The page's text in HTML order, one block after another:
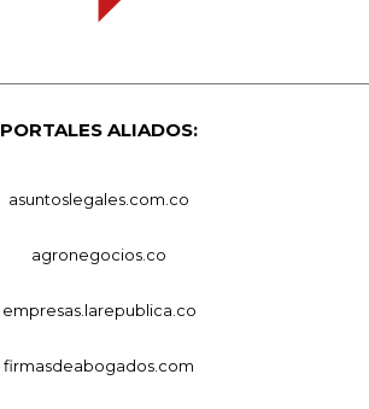
PORTALES ALIADOS:
asuntoslegales.com.co
agronegocios.co
empresas.larepublica.co
firmasdeabogados.com